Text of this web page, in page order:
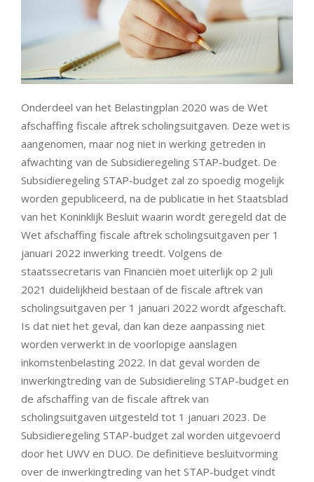
Onderdeel van het Belastingplan 2020 was de Wet
afschaffing fiscale aftrek scholingsuitgaven. Deze wet is
aangenomen, maar nog niet in werking getreden in
afwachting van de Subsidieregeling STAP-budget. De
Subsidieregeling STAP-budget zal zo spoedig mogelijk
worden gepubliceerd, na de publicatie in het Staatsblad
van het Koninklijk Besluit waarin wordt geregeld dat de
Wet afschaffing fiscale aftrek scholingsuitgaven per 1
januari 2022 inwerking treedt. Volgens de
staatssecretaris van Financiën moet uiterlijk op 2 juli
2021 duidelijkheid bestaan of de fiscale aftrek van
scholingsuitgaven per 1 januari 2022 wordt afgeschaft.
Is dat niet het geval, dan kan deze aanpassing niet
worden verwerkt in de voorlopige aanslagen
inkomstenbelasting 2022. In dat geval worden de
inwerkingtreding van de Subsidiereling STAP-budget en
de afschaffing van de fiscale aftrek van
scholingsuitgaven uitgesteld tot 1 januari 2023. De
Subsidieregeling STAP-budget zal worden uitgevoerd
door het UWV en DUO. De definitieve besluitvorming
over de inwerkingtreding van het STAP-budget vindt